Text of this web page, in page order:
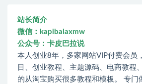
站长简介
微信：kapibalaxmw
公众号：卡皮巴拉说
本人创业8年，多家网站VIP付费会员
目、创业教程、主题源码、电商教程
的从淘宝购买很多教程和模板。 专门